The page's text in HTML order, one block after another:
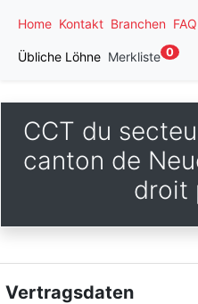
Home Kontakt Branchen FAQ
Übliche Löhne Merkliste 0
CCT du
canton de
droit
Vertragsdaten